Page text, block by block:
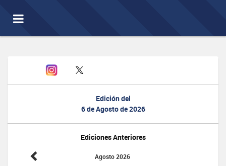
Toggle
navigation
Edición del
6 de Agosto de 2026
Ediciones Anteriores
Agosto 2026